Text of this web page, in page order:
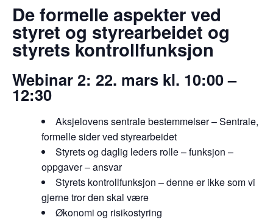
De formelle aspekter ved
styret og styrearbeidet og
styrets kontrollfunksjon
Webinar 2: 22. mars kl. 10:00 –
12:30
Aksjelovens sentrale bestemmelser – Sentrale,
formelle sider ved styrearbeidet
Styrets og daglig leders rolle – funksjon –
oppgaver – ansvar
Styrets kontrollfunksjon – denne er ikke som vi
gjerne tror den skal være
Økonomi og risikostyring